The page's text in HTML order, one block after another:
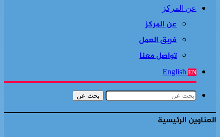
عن المركز
عن المركز
فريق العمل
تواصل معنا
English EN
بحث عن
العناوين الرئيسية